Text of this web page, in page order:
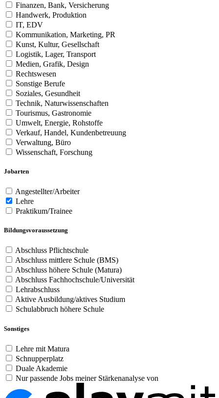
Finanzen, Bank, Versicherung
Handwerk, Produktion
IT, EDV
Kommunikation, Marketing, PR
Kunst, Kultur, Gesellschaft
Logistik, Lager, Transport
Medien, Grafik, Design
Rechtswesen
Sonstige Berufe
Soziales, Gesundheit
Technik, Naturwissenschaften
Tourismus, Gastronomie
Umwelt, Energie, Rohstoffe
Verkauf, Handel, Kundenbetreuung
Verwaltung, Büro
Wissenschaft, Forschung
Jobarten
Angestellter/Arbeiter
Lehre
Praktikum/Trainee
Bildungsvoraussetzung
Abschluss Pflichtschule
Abschluss mittlere Schule (BMS)
Abschluss höhere Schule (Matura)
Abschluss Fachhochschule/Universität
Lehrabschluss
Aktive Ausbildung/aktives Studium
Schulabbruch höhere Schule
Sonstiges
Lehre mit Matura
Schnupperplatz
Duale Akademie
Nur passende Jobs meiner Stärkenanalyse von